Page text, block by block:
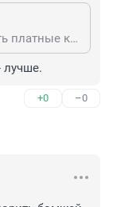
в принципе я согласен, что строчить платные комменты - это всё равно что гениталиями махать.
лучше.
+0 –0